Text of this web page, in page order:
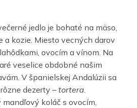
jedlo je bohaté na mäso,
a kozie. Miesto vecných darov
ovocím a vínom. Na
veselice obdobné našim
V španielskej Andalúzii sa
dezerty – tortera
koláč s ovocím,